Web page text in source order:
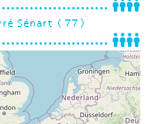
Sénart (77)